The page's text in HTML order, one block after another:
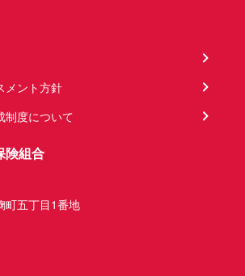
メント方針
制度について
険組合
町五丁目1番地